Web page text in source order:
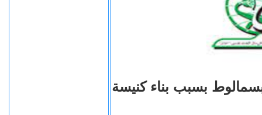
بسبب بناء كنيسة